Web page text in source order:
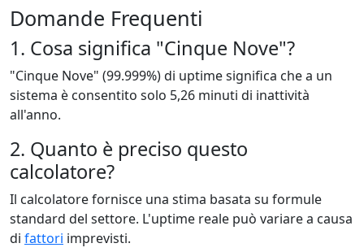
Domande Frequenti
1. Cosa significa "Cinque Nove"?
"Cinque Nove" (99.999%) di uptime significa che a un
sistema è consentito solo 5,26 minuti di inattività
all'anno.
2. Quanto è preciso questo
calcolatore?
Il calcolatore fornisce una stima basata su formule
standard del settore. L'uptime reale può variare a causa
di fattori imprevisti.